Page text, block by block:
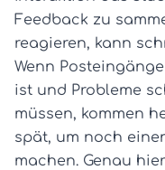
Feedback zu
reagieren, kann
Wenn
ist und Probleme
müssen, kommen
spät, um noch
machen. Genau